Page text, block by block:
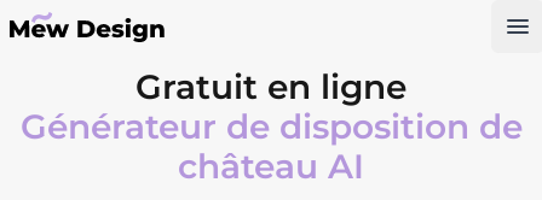
Gratuit en ligne
Générateur de disposition de
château AI